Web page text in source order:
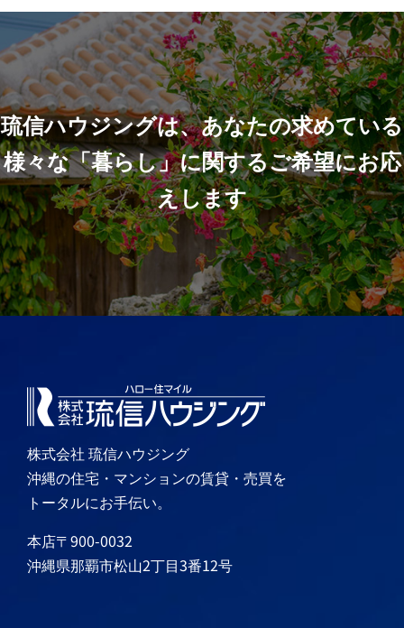
琉信ハウジングは、あなたの求めている
様々な「暮らし」に関するご希望にお応
えします
株式会社 琉信ハウジング
沖縄の住宅・マンションの賃貸・売買を
トータルにお手伝い。
本店〒900-0032
沖縄県那覇市松山2丁目3番12号